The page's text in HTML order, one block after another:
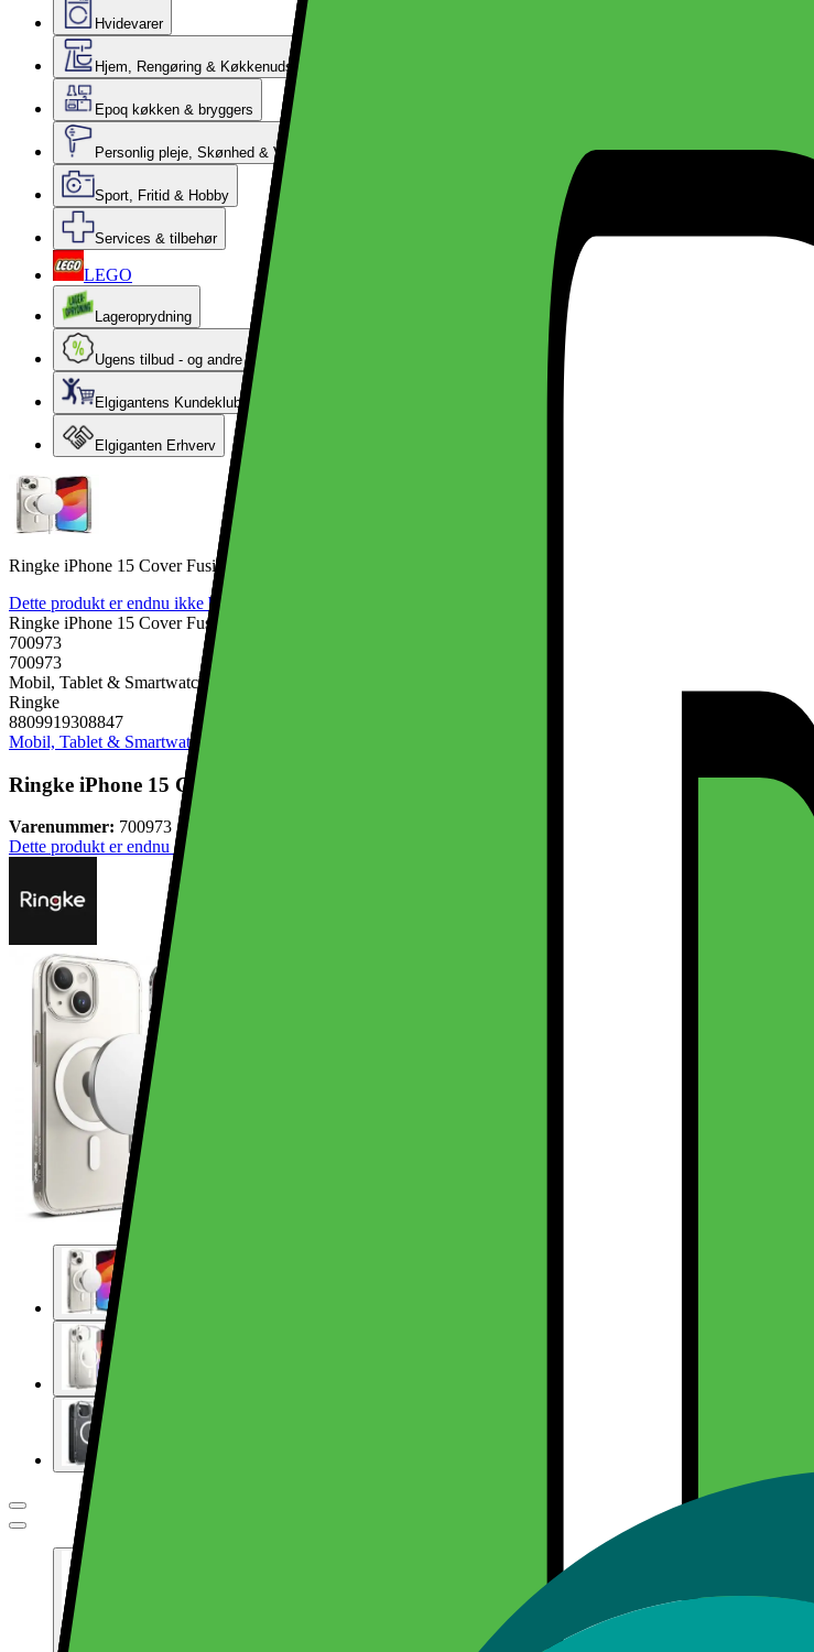
Hvidevarer
Hjem, Rengøring & Køkkenudstyr
Epoq køkken & bryggers
Personlig pleje, Skønhed & Velvære
Sport, Fritid & Hobby
Services & tilbehør
LEGO
Lageroprydning
Ugens tilbud - og andre gode priser
Elgigantens Kundeklub
Elgiganten Erhverv
Ringke iPhone 15 Cover Fusion Magnetic Matte
Dette produkt er endnu ikke blevet bedømt.
Ringke iPhone 15 Cover Fusion Magnetic Matte
700973
700973
Mobil, Tablet & Smartwatch, Mobiltilbehør, Mobilcovers
Ringke
8809919308847
Mobil, Tablet & Smartwatch
Ringke iPhone 15 Cover Fusion Magnetic Matte
Varenummer: 700973
Dette produkt er endnu ikke blevet bedømt.